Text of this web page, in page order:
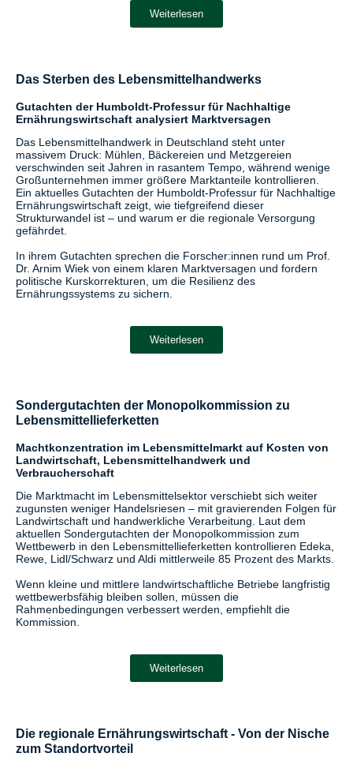
Weiterlesen
Das Sterben des Lebensmittelhandwerks
Gutachten der Humboldt-Professur für Nachhaltige
Ernährungswirtschaft analysiert Marktversagen
Das Lebensmittelhandwerk in Deutschland steht unter
massivem Druck: Mühlen, Bäckereien und Metzgereien
verschwinden seit Jahren in rasantem Tempo, während wenige
Großunternehmen immer größere Marktanteile kontrollieren.
Ein aktuelles Gutachten der Humboldt-Professur für Nachhaltige
Ernährungswirtschaft zeigt, wie tiefgreifend dieser
Strukturwandel ist – und warum er die regionale Versorgung
gefährdet.
In ihrem Gutachten sprechen die Forscher:innen rund um Prof.
Dr. Arnim Wiek von einem klaren Marktversagen und fordern
politische Kurskorrekturen, um die Resilienz des
Ernährungssystems zu sichern.
Weiterlesen
Sondergutachten der Monopolkommission zu
Lebensmittellieferketten
Machtkonzentration im Lebensmittelmarkt auf Kosten von
Landwirtschaft, Lebensmittelhandwerk und
Verbraucherschaft
Die Marktmacht im Lebensmittelsektor verschiebt sich weiter
zugunsten weniger Handelsriesen – mit gravierenden Folgen für
Landwirtschaft und handwerkliche Verarbeitung. Laut dem
aktuellen Sondergutachten der Monopolkommission zum
Wettbewerb in den Lebensmittellieferketten kontrollieren Edeka,
Rewe, Lidl/Schwarz und Aldi mittlerweile 85 Prozent des Markts.
Wenn kleine und mittlere landwirtschaftliche Betriebe langfristig
wettbewerbsfähig bleiben sollen, müssen die
Rahmenbedingungen verbessert werden, empfiehlt die
Kommission.
Weiterlesen
Die regionale Ernährungswirtschaft - Von der Nische
zum Standortvorteil